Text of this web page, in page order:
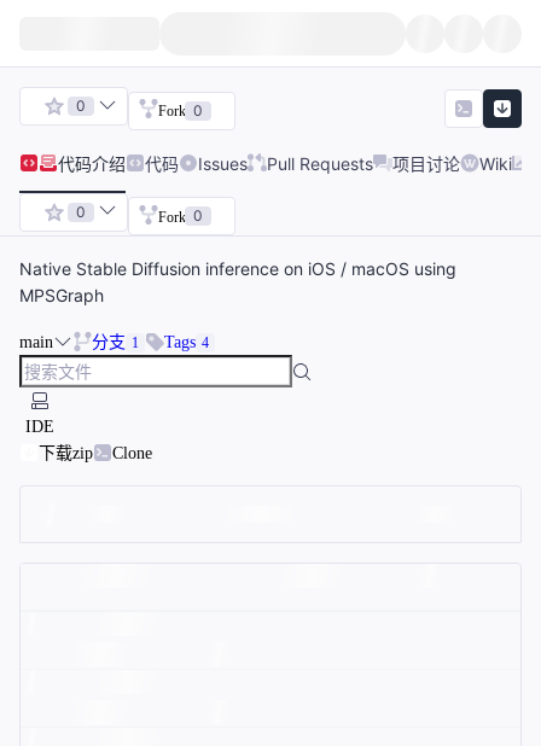
0 Fork 0
代码介绍 代码 Issues Pull Requests 项目讨论 Wiki
0 Fork 0
Native Stable Diffusion inference on iOS / macOS using
MPSGraph
main 分支 1 Tags 4
IDE
下载zip
Clone